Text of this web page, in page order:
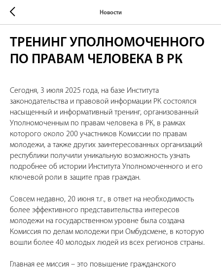
Новости
ТРЕНИНГ УПОЛНОМОЧЕННОГО
ПО ПРАВАМ ЧЕЛОВЕКА В РК
Сегодня, 3 июля 2025 года, на базе Института
законодательства и правовой информации РК состоялся
насыщенный и информативный тренинг, организованный
Уполномоченным по правам человека в РК, в рамках
которого около 200 участников Комиссии по правам
молодежи, а также других заинтересованных организаций
республики получили уникальную возможность узнать
подробнее об истории Института Уполномоченного и его
ключевой роли в защите прав граждан.
Совсем недавно, 20 июня т.г., в ответ на необходимость
более эффективного представительства интересов
молодежи на государственном уровне была создана
Комиссия по делам молодежи при Омбудсмене, в которую
вошли более 40 молодых людей из всех регионов страны.
Главная ее миссия – это повышение гражданского